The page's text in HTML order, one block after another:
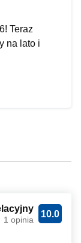
Teraz
na lato i
10.0
1 opinia